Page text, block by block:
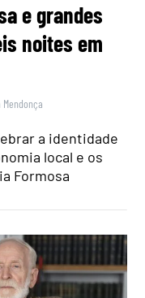
e grandes
noites em
a identidade
local e os
Formosa